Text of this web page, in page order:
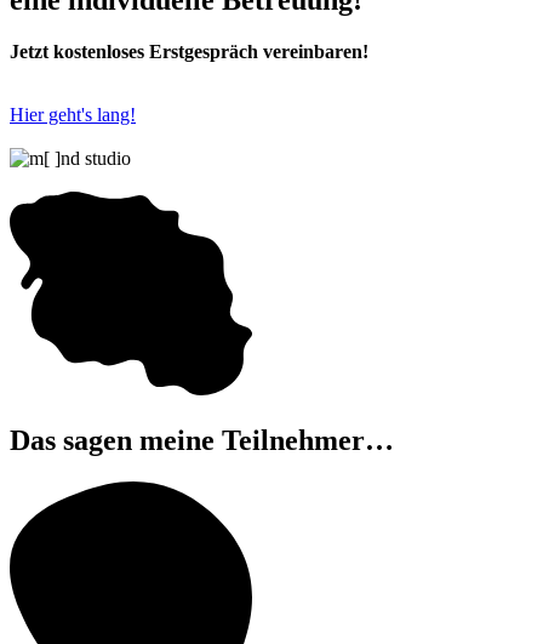
Jetzt kostenloses Erstgespräch vereinbaren!
Hier geht's lang!
Das sagen meine Teilnehmer…